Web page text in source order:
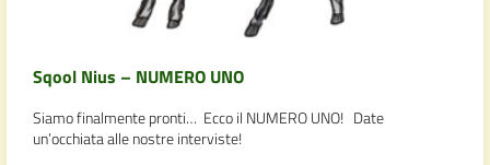
Sqool Nius – NUMERO UNO
Siamo finalmente pronti… Ecco il NUMERO UNO! Date
un’occhiata alle nostre interviste!